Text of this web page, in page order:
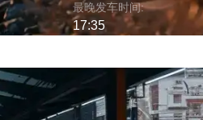
最晚发车时间:
17:35